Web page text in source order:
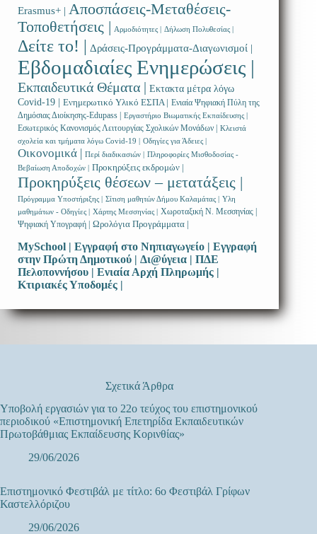
Erasmus+ | Αποσπάσεις-Μεταθέσεις-
Τοποθετήσεις | Αρμοδιότητες | Δήλωση Πολυθεσίας |
Δείτε το! | Δράσεις-Προγράμματα-Διαγωνισμοί |
Εβδομαδιαίες Ενημερώσεις |
Εκπαιδευτικά Θέματα | Εκτακτα μέτρα λόγω
Covid-19 | Ενημερωτικό Υλικό ΕΣΠΑ | Ενιαία Ψηφιακή Πύλη της
Δημόσιας Διοίκησης-Edupass |
Εργαστήριο Βιωματικής Εκπαίδευσης |
Εσωτερικός Κανονισμός Λειτουργίας Σχολικών Μονάδων |
Κλειστά
σχολεία και τμήματα λόγω Covid-19 |
Οδηγίες για Άδειες |
Οικονομικά | Περί διαδικασιών |
Πληροφορίες Μισθοδοσίας -
Βεβαίωση Αποδοχών |
Προκηρύξεις εκδρομών |
Προκηρύξεις θέσεων – μετατάξεις |
Πρόγραμμα Υποστήριξης | Σίτιση μαθητών Δήμου Καλαμάτας |
Υλη
μαθημάτων - Οδηγίες |
Χάρτης Μεσσηνίας |
Χωροταξική Ν. Μεσσηνίας |
Ψηφιακή Υπογραφή |
Ωρολόγια Προγράμματα |
MySchool | Εγγραφή στο Νηπιαγωγείο | Εγγραφή
στην Πρώτη Δημοτικού | Δι@ύγεια | ΠΔΕ
Πελοποννήσου | Ενιαία Αρχή Πληρωμής |
Κτιριακές Υποδομές |
Σχετικά Άρθρα
Υποβολή εργασιών για το 22ο τεύχος του επιστημονικού
περιοδικού «Επιστημονική Επετηρίδα Εκπαιδευτικών
Πρωτοβάθμιας Εκπαίδευσης Κορινθίας»
29/06/2026
Επιστημονικό Φεστιβάλ με τίτλο: 6ο Φεστιβάλ Γρίφων
Καστελλόριζου
29/06/2026